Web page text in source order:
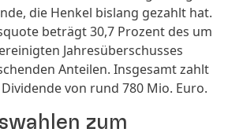
die Henkel bislang gezahlt hat.
beträgt 30,7 Prozent des um
Jahresüberschusses
Anteilen. Insgesamt zahlt
von rund 780 Mio. Euro.
zum